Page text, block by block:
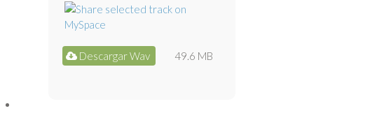
Descargar Wav 49.6 MB